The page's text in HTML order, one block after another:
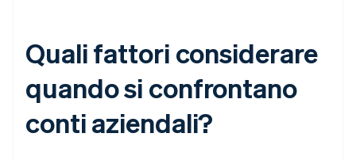
Quali fattori considerare
quando si confrontano
conti aziendali?